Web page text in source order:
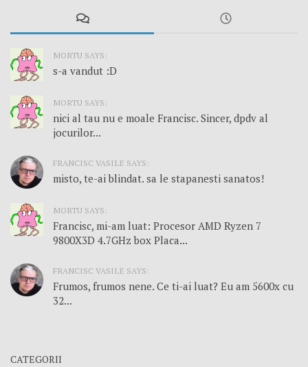
MORTU SAYS:
s-a vandut :D
MORTU SAYS:
nici al tau nu e moale Francisc. Sincer, dpdv al
jocurilor...
FRANCISC VASILE SAYS:
misto, te-ai blindat. sa le stapanesti sanatos!
MORTU SAYS:
Francisc, mi-am luat: Procesor AMD Ryzen 7
9800X3D 4.7GHz box Placa...
FRANCISC VASILE SAYS:
Frumos, frumos nene. Ce ti-ai luat? Eu am 5600x cu
32...
CATEGORII